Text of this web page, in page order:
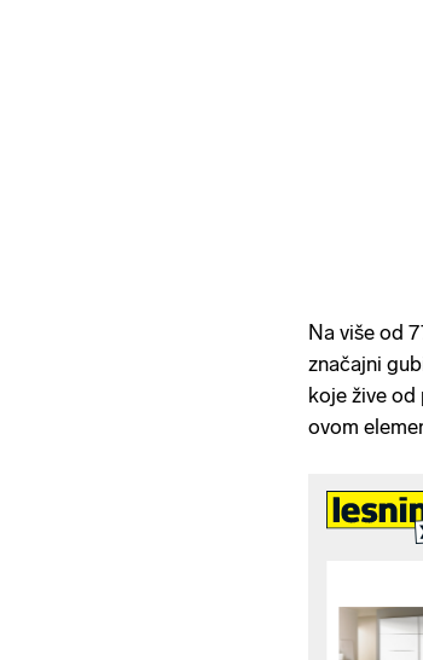
Na više od
značajni
koje žive
ovom